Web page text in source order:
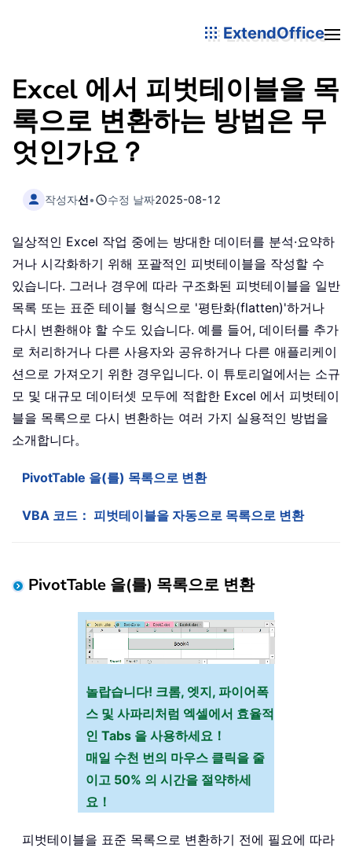
ExtendOffice
Excel 에서 피벗테이블을 목
록으로 변환하는 방법은 무
엇인가요？
작성자선• 수정 날짜2025-08-12
일상적인 Excel 작업 중에는 방대한 데이터를 분석·요약하
거나 시각화하기 위해 포괄적인 피벗테이블을 작성할 수
있습니다. 그러나 경우에 따라 구조화된 피벗테이블을 일반
목록 또는 표준 테이블 형식으로 '평탄화(flatten)'하거나
다시 변환해야 할 수도 있습니다. 예를 들어, 데이터를 추가
로 처리하거나 다른 사용자와 공유하거나 다른 애플리케이
션으로 가져오기 위한 경우입니다. 이 튜토리얼에서는 소규
모 및 대규모 데이터셋 모두에 적합한 Excel 에서 피벗테이
블을 목록으로 다시 변환하는 여러 가지 실용적인 방법을
소개합니다。
PivotTable 을(를) 목록으로 변환
VBA 코드： 피벗테이블을 자동으로 목록으로 변환
PivotTable 을(를) 목록으로 변환
놀랍습니다! 크롬, 엣지, 파이어폭
스 및 사파리처럼 엑셀에서 효율적
인 Tabs 을 사용하세요！
매일 수천 번의 마우스 클릭을 줄
이고 50% 의 시간을 절약하세
요！
피벗테이블을 표준 목록으로 변환하기 전에 필요에 따라